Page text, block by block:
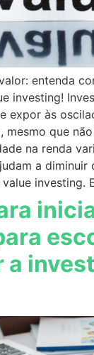
entenda
investing!
expor às
mesmo que
na renda
a diminuir
investing.
a